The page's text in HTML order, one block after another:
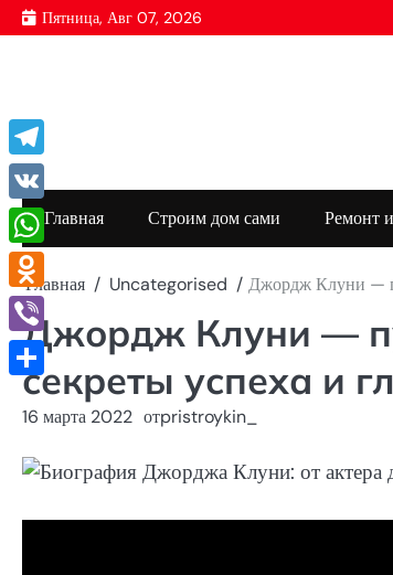
Перейти
к
Пятница, Авг 07, 2026
Главная Строим дом сами Ремонт
Главная Uncategorised Джордж Клуни —
Джордж Клуни —
секреты успеха и
16 марта 2022 отpristroykin_
Telegram
VK
WhatsApp
Odnoklassniki
Viber
Отправить